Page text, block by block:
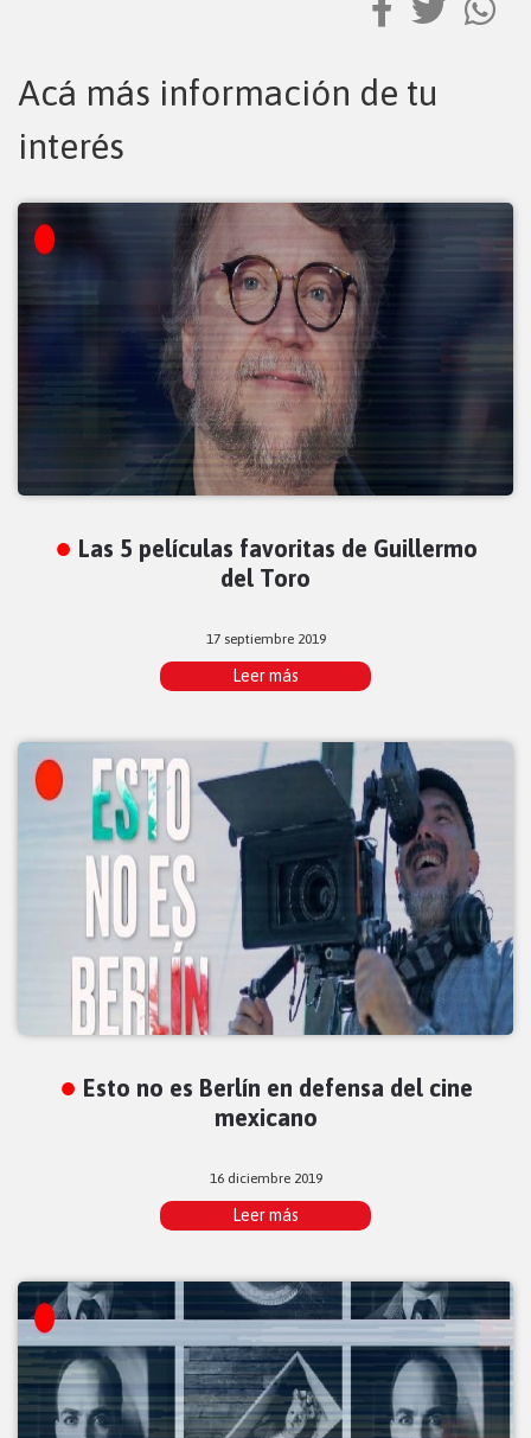
Acá más información de tu
interés
Las 5 películas favoritas de Guillermo
del Toro
17 septiembre 2019
Leer más
Esto no es Berlín en defensa del cine
mexicano
16 diciembre 2019
Leer más